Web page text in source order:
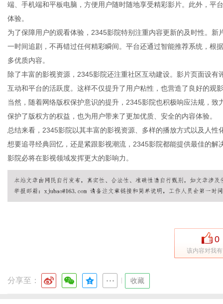
端、手机端和平板电脑，方便用户随时随地享受精彩影片。此外，平
体验。
为了保障用户的观看体验，2345影院特别注重内容更新的及时性。
一时间追剧，不再错过任何精彩瞬间。平台还通过智能推荐系统，根
多优质内容。
除了丰富的影视资源，2345影院还注重社区互动建设。影片页面设
互动和平台的活跃度。这样不仅提升了用户粘性，也营造了良好的观
当然，随着网络版权保护意识的提升，2345影院也积极响应法规，
保护了版权方的权益，也为用户带来了更加优质、安全的内容体验。
总结来看，2345影院以其丰富的影视资源、多样的播放方式以及人
想要追寻经典回忆，还是紧跟影视潮流，2345影院都能提供最佳的
影院必将在影视领域发挥更大的影响力。
0
该内容对我
分享至： 收藏